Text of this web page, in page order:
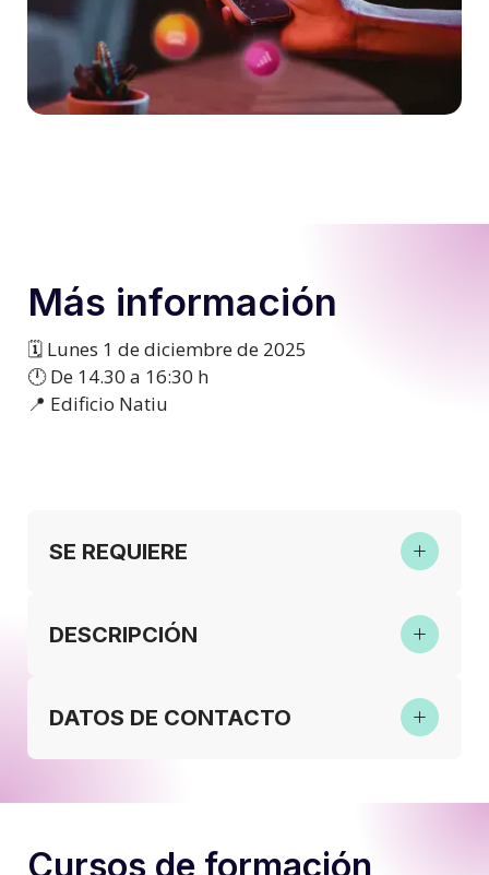
Más información
🗓️ Lunes 1 de diciembre de 2025
🕛 De 14.30 a 16:30 h
📍 Edificio Natiu
SE REQUIERE
DESCRIPCIÓN
DATOS DE CONTACTO
Cursos de formación